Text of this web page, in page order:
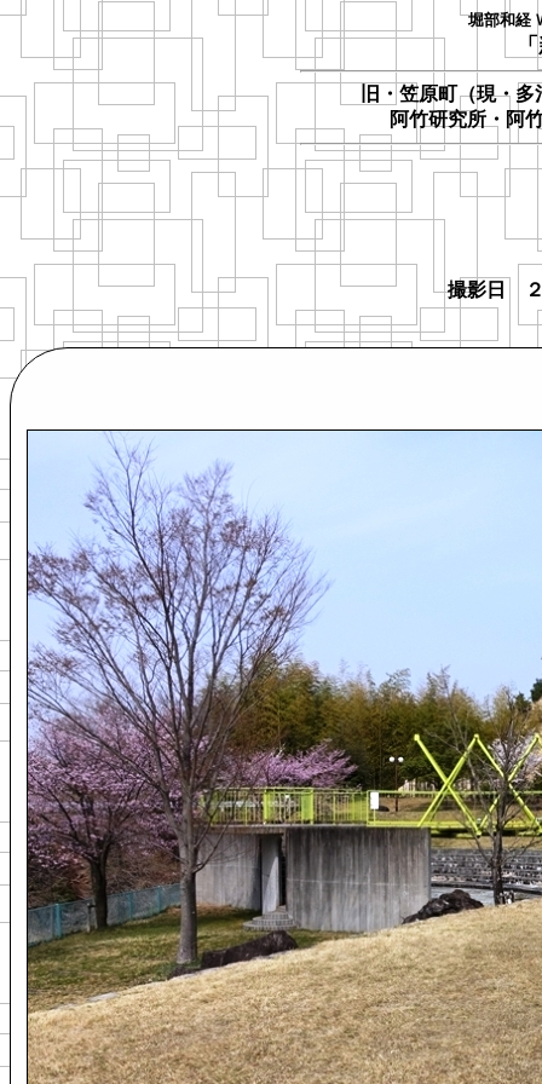
堀部和経
旧・笠原町（現・
阿竹研究所・阿
撮影日 ２